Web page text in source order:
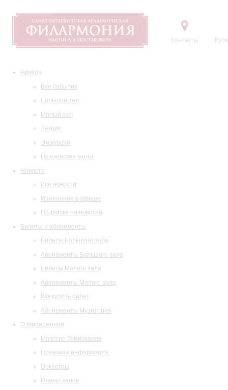
Контакты
Афиша
Все события
Большой зал
Малый зал
Лекции
Экскурсии
Пушкинская карта
Новости
Все новости
Изменения в афише
Подписка на новости
Билеты и абонементы
Билеты Большого зала
Абонементы Большого зала
Билеты Малого зала
Абонементы Малого зала
Как купить билет
Абонементы Музитория
О филармонии
Маэстро Темирканов
Правовая информация
Оркестры
Планы залов